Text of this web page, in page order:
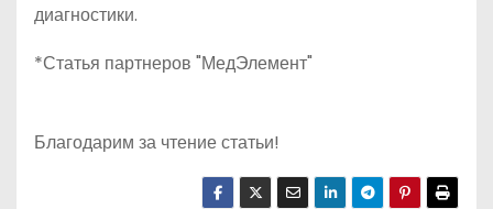
диагностики.
*Статья партнеров "МедЭлемент"
Благодарим за чтение статьи!